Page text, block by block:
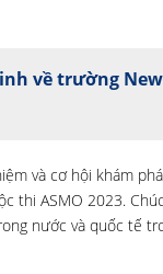
về trường
và cơ hội khám
thi ASMO 2023.
nước và quốc tế